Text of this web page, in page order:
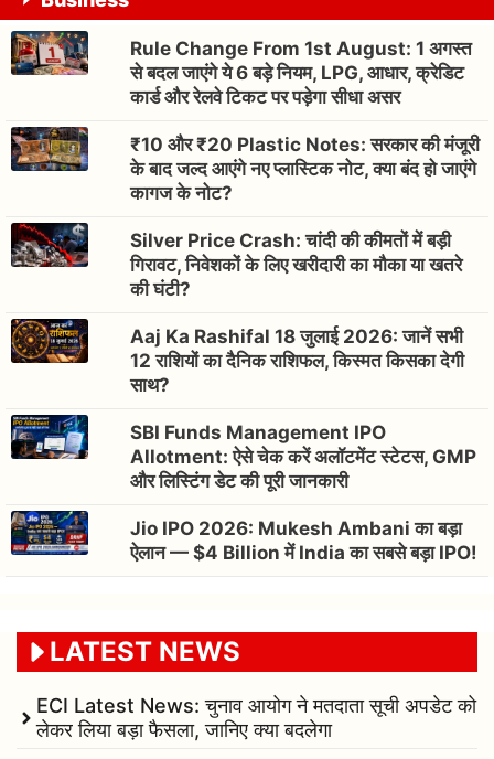
Rule Change From 1st August: 1 अगस्त
से बदल जाएंगे ये 6 बड़े नियम, LPG, आधार, क्रेडिट
कार्ड और रेलवे टिकट पर पड़ेगा सीधा असर
₹10 और ₹20 Plastic Notes: सरकार की मंजूरी
के बाद जल्द आएंगे नए प्लास्टिक नोट, क्या बंद हो जाएंगे
कागज के नोट?
Silver Price Crash: चांदी की कीमतों में बड़ी
गिरावट, निवेशकों के लिए खरीदारी का मौका या खतरे
की घंटी?
Aaj Ka Rashifal 18 जुलाई 2026: जानें सभी
12 राशियों का दैनिक राशिफल, किस्मत किसका देगी
साथ?
SBI Funds Management IPO
Allotment: ऐसे चेक करें अलॉटमेंट स्टेटस, GMP
और लिस्टिंग डेट की पूरी जानकारी
Jio IPO 2026: Mukesh Ambani का बड़ा
ऐलान — $4 Billion में India का सबसे बड़ा IPO!
LATEST NEWS
ECI Latest News: चुनाव आयोग ने मतदाता सूची अपडेट को
लेकर लिया बड़ा फैसला, जानिए क्या बदलेगा